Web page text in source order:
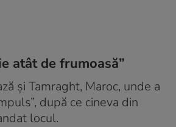
atât de frumoasă”
și Tamraght, Maroc, unde a
după ce cineva din
locul.